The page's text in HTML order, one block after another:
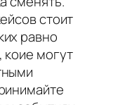
стоит
равно
коие могут